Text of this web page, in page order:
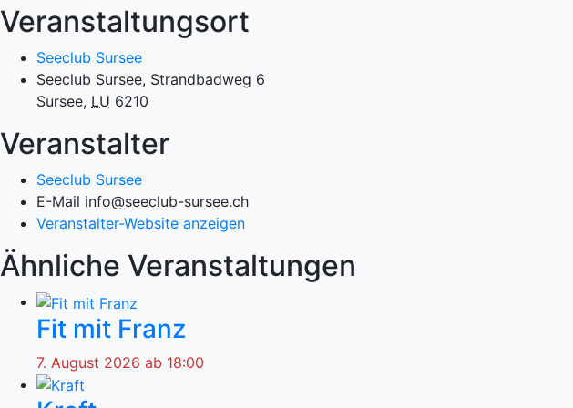
Veranstaltungsort
Seeclub Sursee
Seeclub Sursee, Strandbadweg 6
Sursee, LU 6210
Veranstalter
Seeclub Sursee
E-Mail info@seeclub-sursee.ch
Veranstalter-Website anzeigen
Ähnliche Veranstaltungen
Fit mit Franz
7. August 2026 ab 18:00